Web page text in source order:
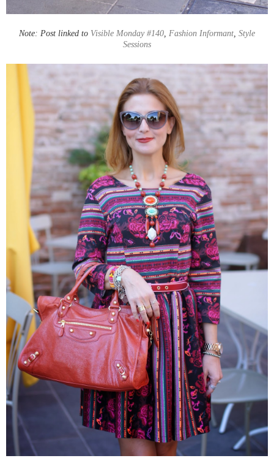
Note: Post linked to Visible Monday #140, Fashion Informant, Style
Sessions